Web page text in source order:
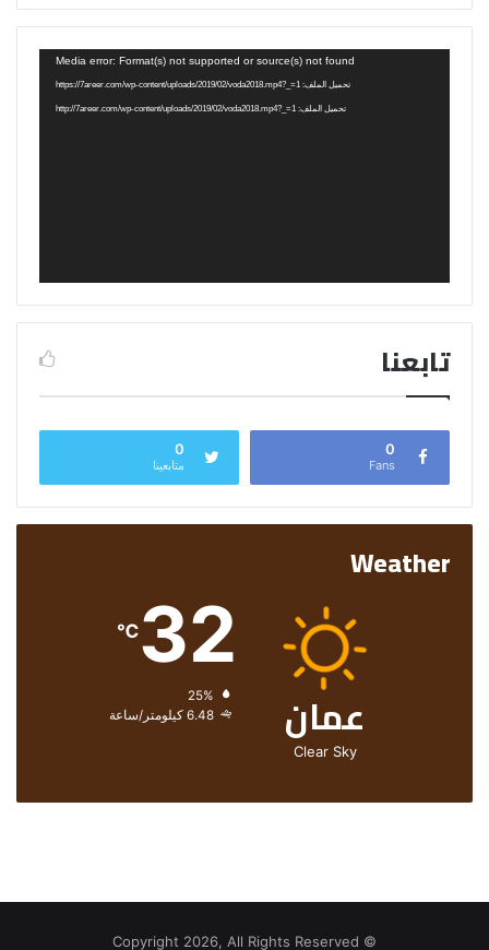
Media error: Format(s) not supported or source(s) not found
تحميل الملف: https://7areer.com/wp-content/uploads/2019/02/voda2018.mp4?_=1
تحميل الملف: http://7areer.com/wp-content/uploads/2019/02/voda2018.mp4?_=1
تابعنا
0
Fans
0
متابعينا
Weather
عمان
Clear Sky
32
℃
الرطوبة:
الرياح:
© Copyright 2026, All Rights Reserved